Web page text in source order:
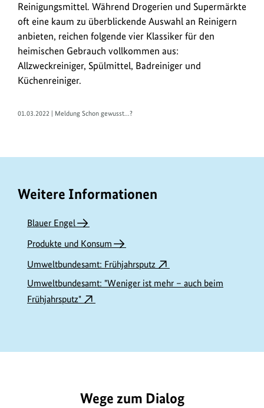
Reinigungsmittel. Während Drogerien und Supermärkte
oft eine kaum zu überblickende Auswahl an Reinigern
anbieten, reichen folgende vier Klassiker für den
heimischen Gebrauch vollkommen aus:
Allzweckreiniger, Spülmittel, Badreiniger und
Küchenreiniger.
01.03.2022 | Meldung Schon gewusst...?
Weitere Informationen
Blauer Engel
Produkte und Konsum
Umweltbundesamt: Frühjahrsputz
Umweltbundesamt: "Weniger ist mehr – auch beim
Frühjahrsputz"
Wege zum Dialog